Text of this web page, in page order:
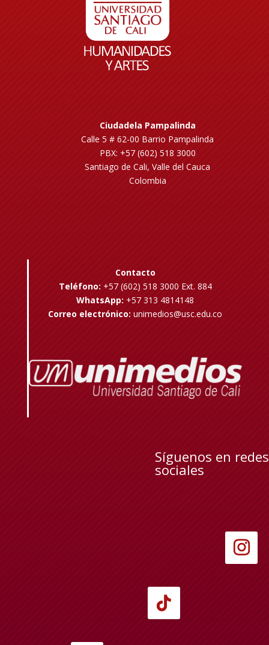
Ciudadela Pampalinda
Calle 5 # 62-00 Barrio Pampalinda
PBX: +57 (602) 518 3000
Santiago de Cali, Valle del Cauca
Colombia
Contacto
Teléfono: +57 (602) 518 3000 Ext. 884
WhatsApp: +57 313 4814148
Correo electrónico: unimedios@usc.edu.co
Síguenos en redes
sociales